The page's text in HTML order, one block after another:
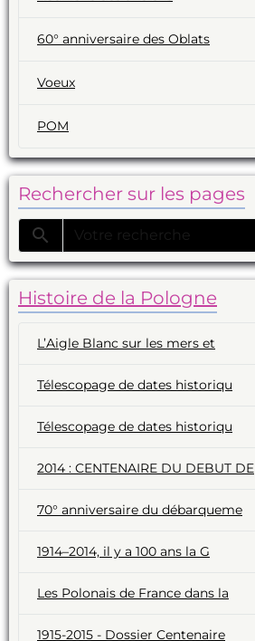
60° anniversaire des Oblats
Voeux
POM
Rechercher sur les pages
Histoire de la Pologne
L’Aigle Blanc sur les mers et
Télescopage de dates historiqu
Télescopage de dates historiqu
2014 : CENTENAIRE DU DEBUT DE
70° anniversaire du débarqueme
1914–2014, il y a 100 ans la G
Les Polonais de France dans la
1915-2015 - Dossier Centenaire